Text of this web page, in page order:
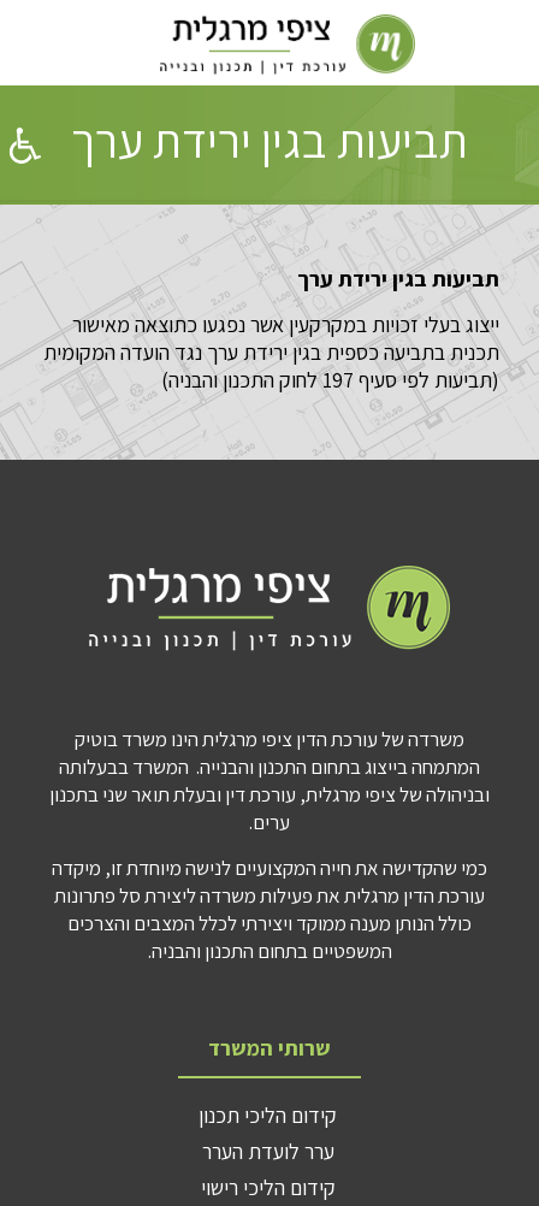
תביעות בגין ירידת ערך
תביעות בגין ירידת ערך
ייצוג בעלי זכויות במקרקעין אשר נפגעו כתוצאה מאישור
תכנית בתביעה כספית בגין ירידת ערך נגד הועדה המקומית
(תביעות לפי סעיף 197 לחוק התכנון והבניה)
משרדה של עורכת הדין ציפי מרגלית הינו משרד בוטיק
המתמחה בייצוג בתחום התכנון והבנייה. המשרד בבעלותה
ובניהולה של ציפי מרגלית, עורכת דין ובעלת תואר שני בתכנון
ערים.
כמי שהקדישה את חייה המקצועיים לנישה מיוחדת זו, מיקדה
עורכת הדין מרגלית את פעילות משרדה ליצירת סל פתרונות
כולל הנותן מענה ממוקד ויצירתי לכלל המצבים והצרכים
המשפטיים בתחום התכנון והבניה.
שרותי המשרד
קידום הליכי תכנון
ערר לועדת הערר
קידום הליכי רישוי